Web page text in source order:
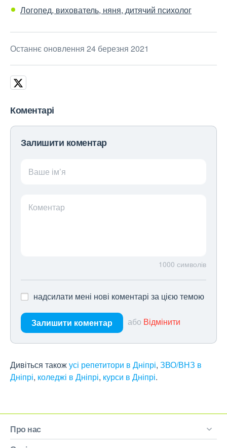
Логопед, вихователь, няня, дитячий психолог
Останнє оновлення 24 березня 2021
Коментарі
Залишити коментар
Ваше ім’я
Коментар
1000 символів
надсилати мені нові коментарі за цією темою
Залишити коментар або Відмінити
Дивіться такожусі репетитори в Дніпрі, ЗВО/ВНЗ в
Дніпрі, коледжі в Дніпрі, курси в Дніпрі.
Про нас